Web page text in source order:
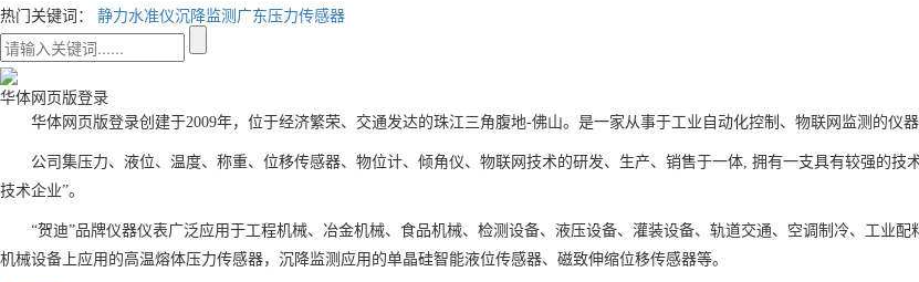
热门关键词： 静力水准仪沉降监测广东压力传感器
华体网页版登录
华体网页版登录创建于2009年，位于经济繁荣、交通发达的珠江三角腹地-佛山。是一家从事于工业自动化控制、物联网监测的仪器
公司集压力、液位、温度、称重、位移传感器、物位计、倾角仪、物联网技术的研发、生产、销售于一体, 拥有一支具有较强的
技术企业”。
“贺迪”品牌仪器仪表广泛应用于工程机械、冶金机械、食品机械、检测设备、液压设备、灌装设备、轨道交通、空调制冷、工业配
机械设备上应用的高温熔体压力传感器，沉降监测应用的单晶硅智能液位传感器、磁致伸缩位移传感器等。